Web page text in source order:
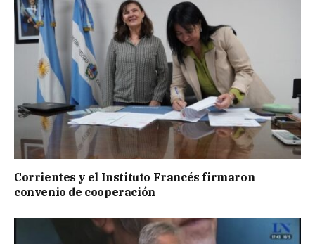
Corrientes y el Instituto Francés firmaron
convenio de cooperación